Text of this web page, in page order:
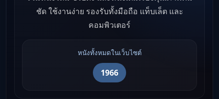
ชัด ใช้งานง่าย รองรับทั้งมือถือ แท็บเล็ต และ
คอมพิวเตอร์
หนังทั้งหมดในเว็บไซต์
1966